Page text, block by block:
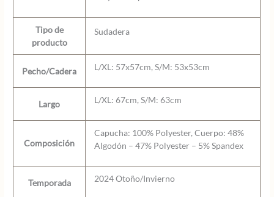
Tipo de
producto
Sudadera
Pecho/Cadera L/XL: 57x57cm, S/M: 53x53cm
Largo L/XL: 67cm, S/M: 63cm
Composición
Capucha: 100% Polyester, Cuerpo: 48%
Algodón – 47% Polyester – 5% Spandex
Temporada 2024 Otoño/Invierno